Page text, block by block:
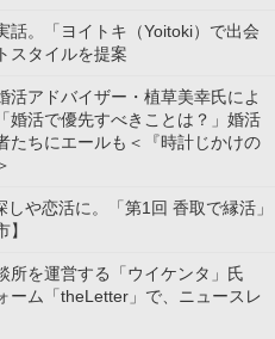
話。「ヨイトキ（Yoitoki）で出会
スタイルを提案
活アドバイザー・植草美幸氏によ
婚活で優先すべきことは？」婚活
たちにエールも＜『時計じかけの
しや恋活に。「第1回 香取で縁活」
所を運営する「ウイケンタ」氏
ーム「theLetter」で、ニュースレ